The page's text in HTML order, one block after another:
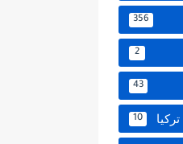
356
2
43
تركيا 10